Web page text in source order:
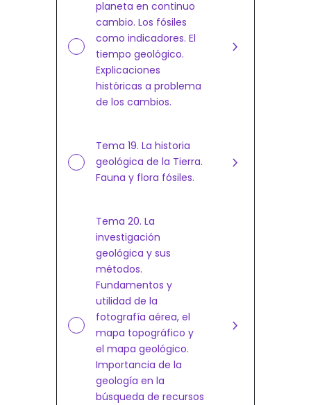
planeta en continuo
cambio. Los fósiles
como indicadores. El
tiempo geológico.
Explicaciones
históricas a problema
de los cambios.
Tema 19. La historia
geológica de la Tierra.
Fauna y flora fósiles.
Tema 20. La
investigación
geológica y sus
métodos.
Fundamentos y
utilidad de la
fotografía aérea, el
mapa topográfico y
el mapa geológico.
Importancia de la
geología en la
búsqueda de recursos